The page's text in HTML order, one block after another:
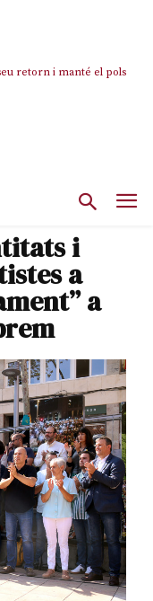
retorn i manté el pols
i
a
a